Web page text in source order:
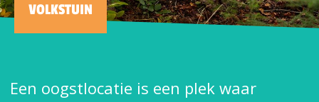
VOLKSTUIN
Een oogstlocatie is een plek waar